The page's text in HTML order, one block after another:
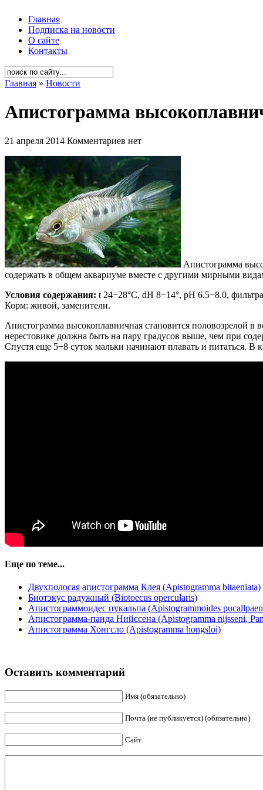
Главная
Подписка на новости
О сайте
Контакты
Главная » Новости
Апистограмма
21 апреля 2014 Комментариев нет
Апистограмма
содержать в общем аквариуме вместе с другими мирными
Условия содержания: t 24−28°С, dH 8−14°, рН 6.5−8.0,
Корм: живой, заменители.
Апистограмма высокоплавничная становится половозрелой в
нерестовике должна быть на пару градусов выше, чем при
Спустя еще 5−8 суток мальки начинают плавать и питаться. В
Еще по теме...
Двухполосая апистограмма Клея (Apistogramma bitaeniata)
Биотэкус радужный (Biotoecus opercularis)
Апистограммоидес пукальпа (Apistogrammoides
Апистограмма-панда Нийссена (Apistogramma nijsseni,
Апистограмма Хонгсло (Apistogramma hongsloi)
Оставить комментарий
Имя (обязательно)
Почта (не публикуется) (обязательно)
Сайт